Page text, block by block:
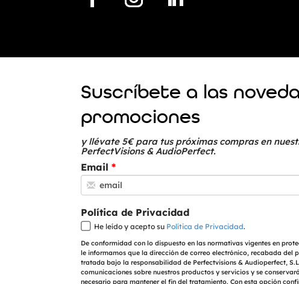
Suscríbete a las
promociones
y llévate 5€ para tus próximas compras en
PerfectVisions & AudioPerfect.
Email
Política de Privacidad
He leído y acepto su Política de Privacidad.
De conformidad con lo dispuesto en las normativas vigentes en
le informamos que la dirección de correo electrónico, recabada del
tratada bajo la responsabilidad de Perfectvisions & Audioperfect,
comunicaciones sobre nuestros productos y servicios y se
necesario para mantener el fin del tratamiento. Con esta opción